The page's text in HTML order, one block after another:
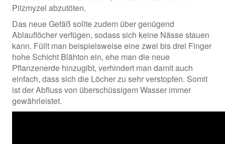
Pilzmyzel abzutöten.
Das neue Gefäß sollte zudem über genügend
Ablauflöcher verfügen, sodass sich keine Nässe stauen
kann. Füllt man beispielsweise eine zwei bis drei Finger
hohe Schicht Blähton ein, ehe man die neue
Pflanzenerde hinzugibt, verhindert man damit auch
einfach, dass sich die Löcher zu sehr verstopfen. Somit
ist der Abfluss von überschüssigem Wasser immer
gewährleistet.